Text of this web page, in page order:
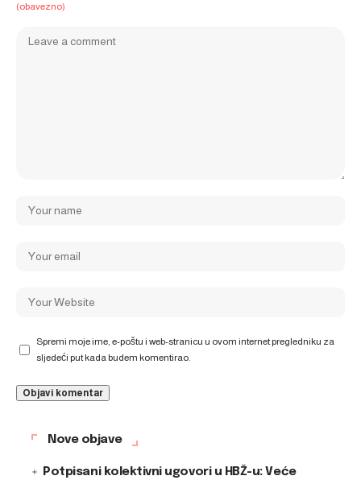
(obavezno)
Spremi moje ime, e-poštu i web-stranicu u ovom internet pregledniku za
sljedeći put kada budem komentirao.
Nove objave
Potpisani kolektivni ugovori u HBŽ-u: Veće